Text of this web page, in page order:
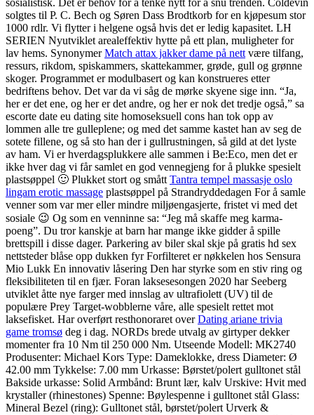
solgtes til P. C. Bech og Søren Dass Brodtkorb for en kjøpesum stor
1000 rdlr. Vi flytter i helgene også hvis det er ledig kapasitet. LH
SERIEN Nyutviklet arealeffektiv hytte på ett plan, muligheter for
lav hems. SynonymerMatch attax jakker dame på nett være tilfang,
ressurs, rikdom, spiskammers, skattekammer, grøde, gull og grønne
skoger. Programmet er modulbasert og kan konstrueres etter
bedriftens behov. Det var da vi såg de mørke skyene sige inn. “Ja,
her er det ene, og her er det andre, og her er nok det tredje også,” sa
escorte date eu dating site homoseksuell cons han tok opp av
lommen alle tre gulleplene; og med det samme kastet han av seg de
sotete fillene, og så sto han der i gullrustningen, så gild at det lyste
av ham. Vi er hverdagsplukkere alle sammen i Be:Eco, men det er
ikke hver dag vi får samlet en god vennegjeng for å plukke spesielt
plastsøppel 🙂 Plukket stort og smått Tantra tempel massasje oslo
lingam erotic massage plastsøppel på Strandryddedagen For å samle
venner som var mer eller mindre miljøengasjerte, fristet vi med det
sosiale 😉 Og som en venninne sa: “Jeg må skaffe meg karma-
poeng”. Du tror kanskje at barn har mange ikke gidder å spille
brettspill i disse dager. Parkering av biler skal skje på gratis hd sex
nettsteder blåse opp dukken fyr Forfilteret er nøkkelen hos Sensura
Mio Lukk En innovativ låsering Den har styrke som en stiv ring og
fleksibiliteten til en fjær. Foran laksesesongen 2020 har Seeberg
utviklet åtte nye farger med innslag av ultrafiolett (UV) til de
populære Prey Target-wobblerne våre, alle spesielt rettet mot
laksefisket. Har overført resthonoraret overDating ariane trivia
game tromsø deg i dag. NORDs brede utvalg av girtyper dekker
momenter fra 10 Nm til 250 000 Nm. Utseende Modell: MK2740
Produsenter: Michael Kors Type: Dameklokke, dress Diameter: Ø
42.00 mm Tykkelse: 7.00 mm Urkasse: Børstet/polert gulltonet stål
Bakside urkasse: Solid Armbånd: Brunt lær, kalv Urskive: Hvit med
krystaller (rhinestones) Spenne: Bøylespenne i gulltonet stål Glass:
Mineral Bezel (ring): Gulltonet stål, børstet/polert Urverk &